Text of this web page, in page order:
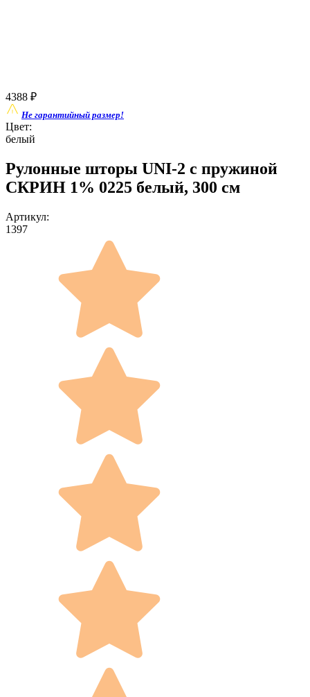
4388 ₽
Не гарантийный размер!
Цвет:
белый
Рулонные шторы UNI-2 с пружиной
СКРИН 1% 0225 белый, 300 см
Артикул:
1397